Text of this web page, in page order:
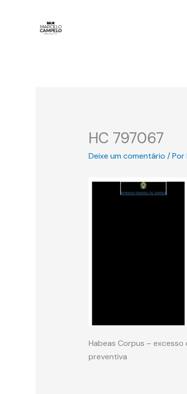
HC 797067
Deixe um comentário / Por
Habeas Corpus –
preventiva